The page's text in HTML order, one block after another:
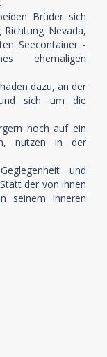
Brüder sich
Nevada,
Seecontainer -
ehemaligen
dazu, an der
und sich um die
noch auf ein
nutzen in der
und
der von ihnen
seinem Inneren